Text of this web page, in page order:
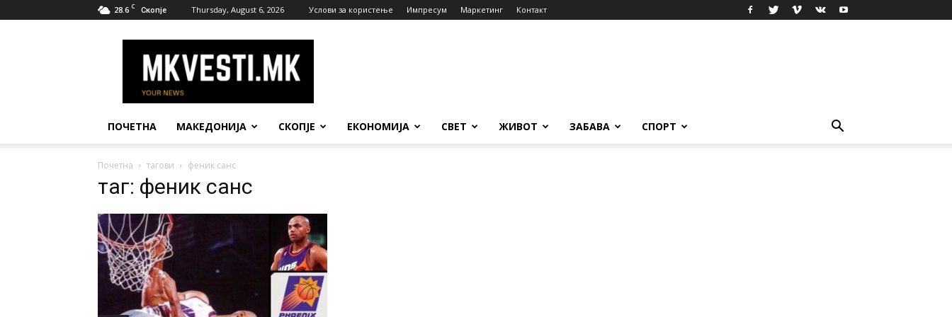
28.6 C Скопје Thursday, August 6, 2026 Услови за користење Импресум Маркетинг Контакт
Вести
ПОЧЕТНА МАКЕДОНИЈА СКОПЈЕ ЕКОНОМИЈА СВЕТ ЖИВОТ ЗАБАВА СПОРТ
Почетна тагови феник санс
таг: феник санс